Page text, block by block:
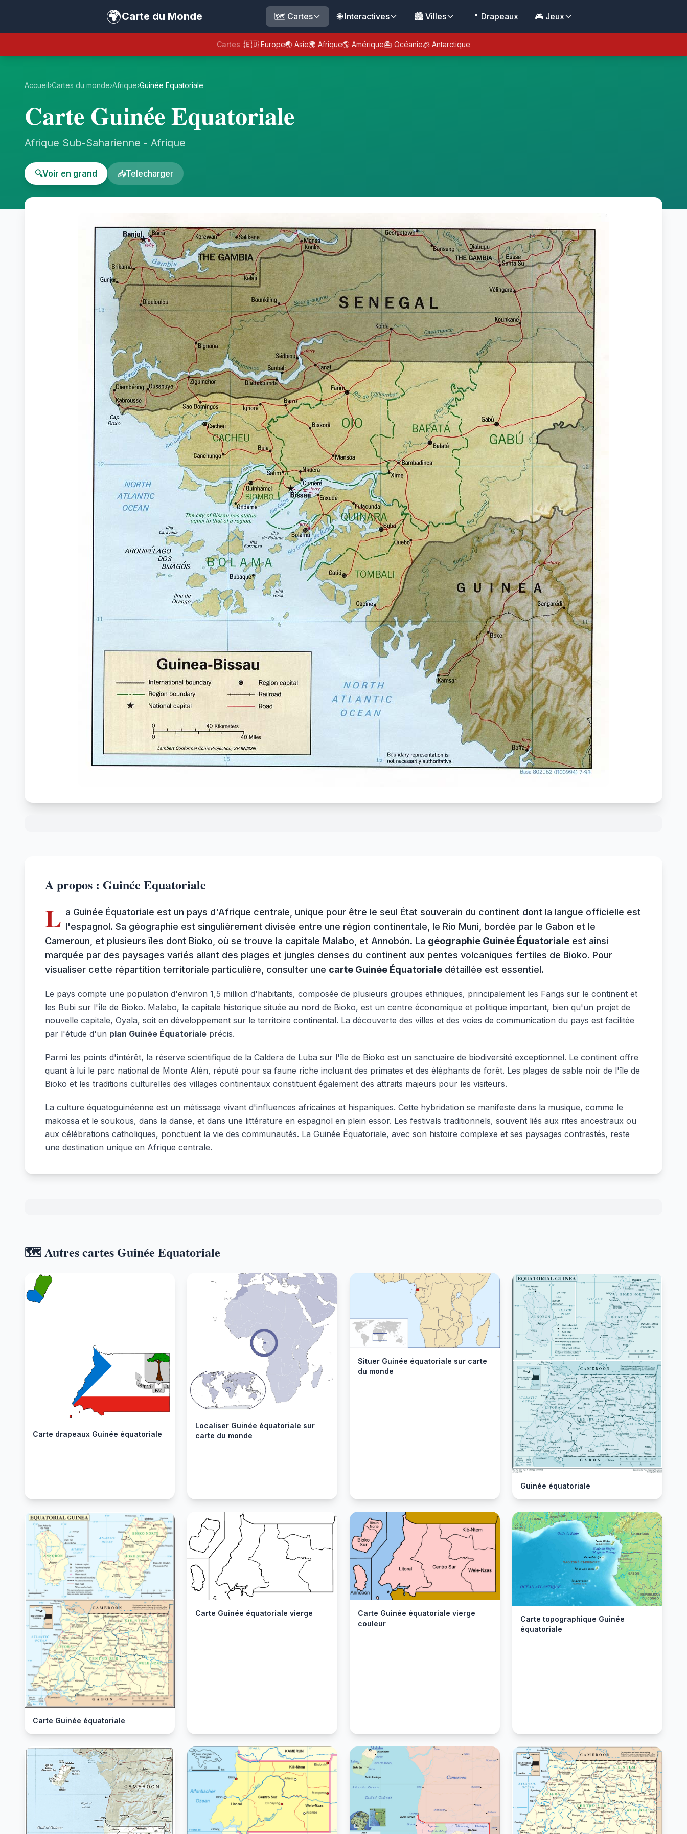
🌍Carte du Monde 🗺️ Cartes 🌐 Interactives 🏙️ Villes 🚩 Drapeaux 🎮 Jeux
Cartes :🇪🇺 Europe🌏 Asie🌍 Afrique🌎 Amérique🏝️ Océanie🧊 Antarctique
Accueil›Cartes du monde›Afrique›Guinée Equatoriale
Carte Guinée Equatoriale
Afrique Sub-Saharienne - Afrique
🔍Voir en grand 📥Telecharger
A propos : Guinée Equatoriale
L a Guinée Équatoriale est un pays d'Afrique centrale, unique pour être le seul État souverain du continent dont la langue officielle est
l'espagnol. Sa géographie est singulièrement divisée entre une région continentale, le Río Muni, bordée par le Gabon et le
Cameroun, et plusieurs îles dont Bioko, où se trouve la capitale Malabo, et Annobón. La géographie Guinée Équatoriale est ainsi
marquée par des paysages variés allant des plages et jungles denses du continent aux pentes volcaniques fertiles de Bioko. Pour
visualiser cette répartition territoriale particulière, consulter une carte Guinée Équatoriale détaillée est essentiel.
Le pays compte une population d'environ 1,5 million d'habitants, composée de plusieurs groupes ethniques, principalement les Fangs sur le continent et
les Bubi sur l'île de Bioko. Malabo, la capitale historique située au nord de Bioko, est un centre économique et politique important, bien qu'un projet de
nouvelle capitale, Oyala, soit en développement sur le territoire continental. La découverte des villes et des voies de communication du pays est facilitée
par l'étude d'un plan Guinée Équatoriale précis.
Parmi les points d'intérêt, la réserve scientifique de la Caldera de Luba sur l'île de Bioko est un sanctuaire de biodiversité exceptionnel. Le continent offre
quant à lui le parc national de Monte Alén, réputé pour sa faune riche incluant des primates et des éléphants de forêt. Les plages de sable noir de l'île de
Bioko et les traditions culturelles des villages continentaux constituent également des attraits majeurs pour les visiteurs.
La culture équatoguinéenne est un métissage vivant d'influences africaines et hispaniques. Cette hybridation se manifeste dans la musique, comme le
makossa et le soukous, dans la danse, et dans une littérature en espagnol en plein essor. Les festivals traditionnels, souvent liés aux rites ancestraux ou
aux célébrations catholiques, ponctuent la vie des communautés. La Guinée Équatoriale, avec son histoire complexe et ses paysages contrastés, reste
une destination unique en Afrique centrale.
🗺️ Autres cartes Guinée Equatoriale
Carte drapeaux Guinée équatoriale
Localiser Guinée équatoriale sur
carte du monde
Situer Guinée équatoriale sur carte
du monde
Guinée équatoriale
Carte Guinée équatoriale
Carte Guinée équatoriale vierge
Carte Guinée équatoriale vierge
couleur
Carte topographique Guinée
équatoriale